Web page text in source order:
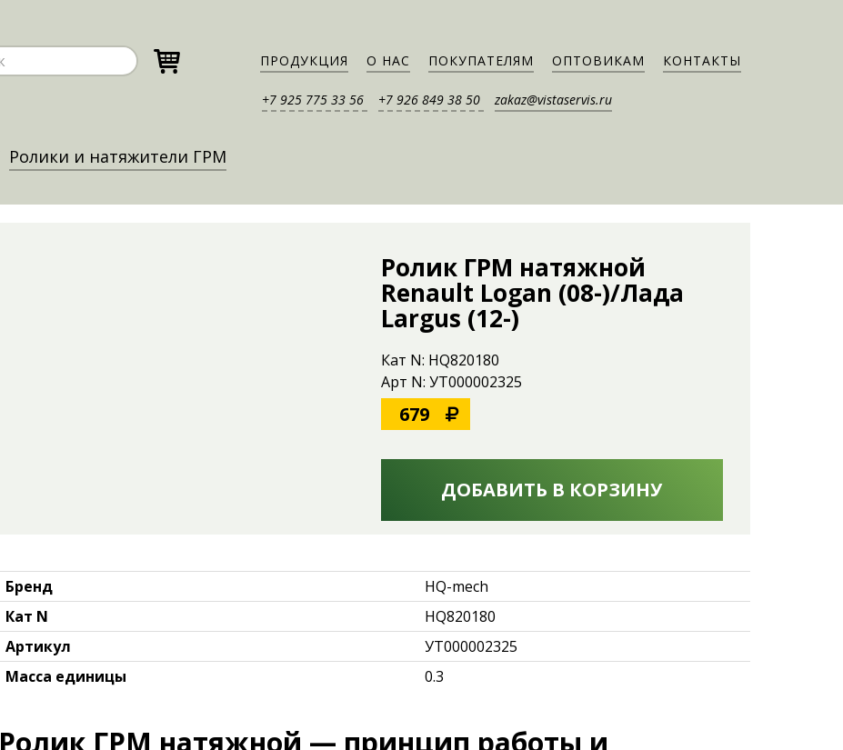
ПРОДУКЦИЯ О НАС ПОКУПАТЕЛЯМ ОПТОВИКАМ КОНТАКТЫ
+7 925 775 33 56 +7 926 849 38 50 zakaz@vistaservis.ru
Ролики и натяжители ГРМ
Ролик ГРМ натяжной
Renault Logan (08-)/Лада
Largus (12-)
Кат N: HQ820180
Арт N: УТ000002325
679
ДОБАВИТЬ В КОРЗИНУ
Бренд
HQ-mech
Кат N
HQ820180
Артикул
УТ000002325
Масса единицы
0.3
Ролик ГРМ натяжной — принцип работы и